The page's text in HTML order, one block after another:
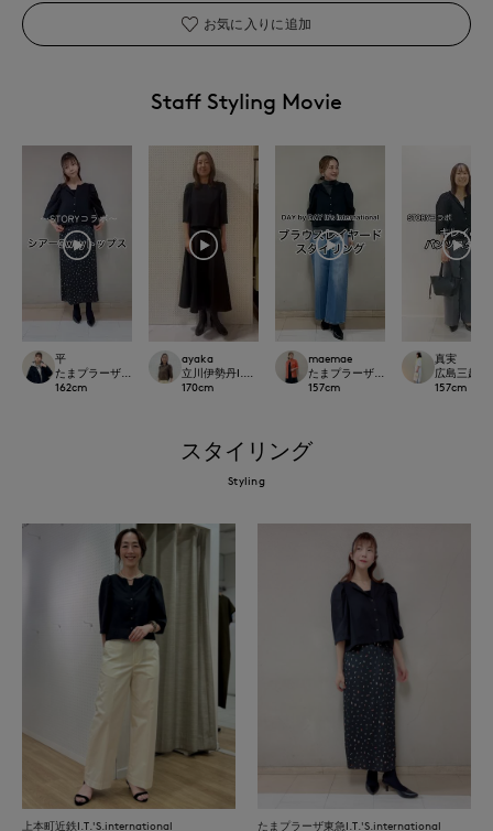
お気に入りに追加
Staff Styling Movie
平
たまプラーザ東急I.T.'S.international
162cm
ayaka
立川伊勢丹I.T.'S.international
170cm
maemae
たまプラーザ東急I.T.'S.international
157cm
真実
広島三越
157cm
スタイリング
Styling
上本町近鉄I.T.'S.international たまプラーザ東急I.T.'S.international